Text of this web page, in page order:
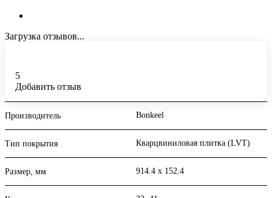
Загрузка отзывов...
5
Добавить отзыв
Производитель Bonkeel
Тип покрытия Кварцвиниловая плитка (LVT)
Размер, мм 914.4 х 152.4